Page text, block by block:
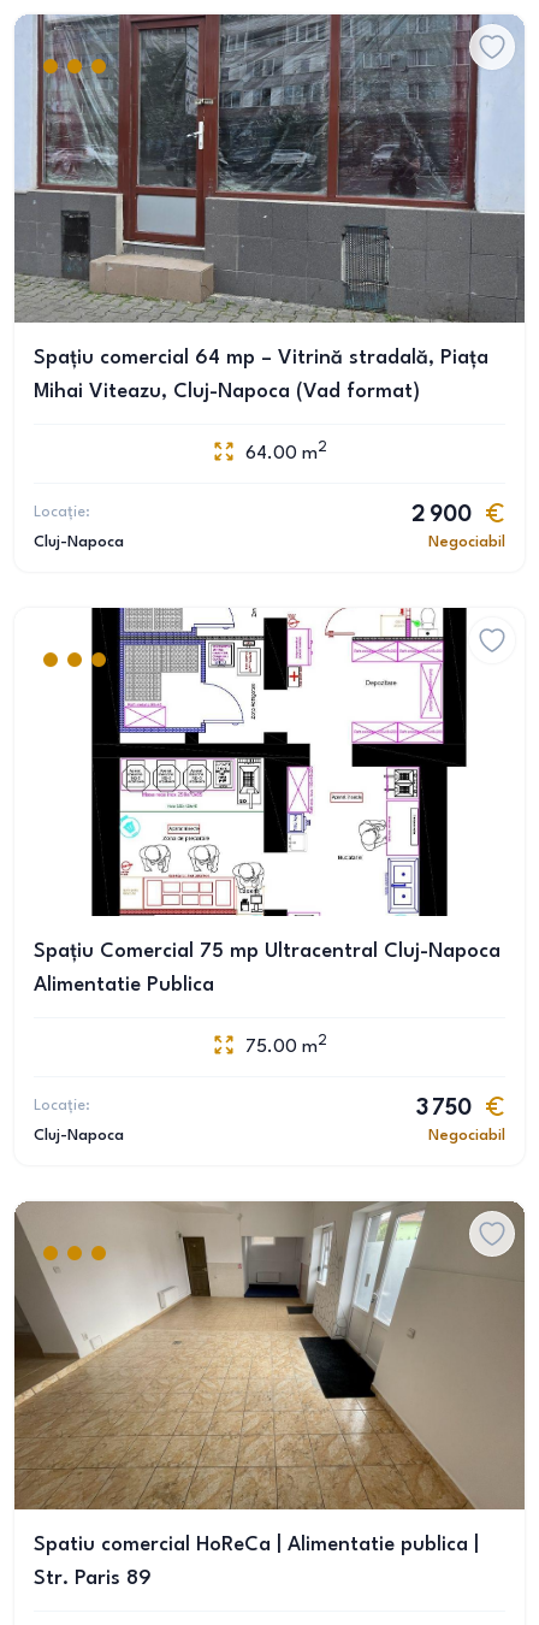
Spațiu comercial 64 mp – Vitrină stradală, Piața
Mihai Viteazu, Cluj-Napoca (Vad format)
64.00 m2
Locație:
Cluj-Napoca
2 900
Negociabil
Spațiu Comercial 75 mp Ultracentral Cluj-Napoca
Alimentatie Publica
75.00 m2
Locație:
Cluj-Napoca
3 750
Negociabil
Spatiu comercial HoReCa | Alimentatie publica |
Str. Paris 89